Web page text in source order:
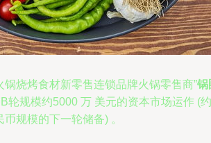
烧烤食材新零售连锁品牌火锅零售商”锅
轮规模约5000 万 美元的资本市场运作 (约
规模的下一轮储备) 。